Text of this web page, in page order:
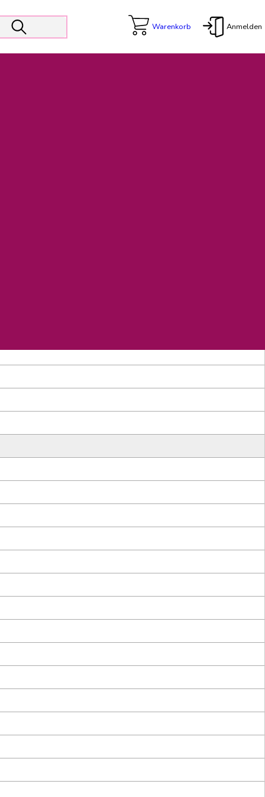
Warenkorb Anmelden
wird unterstützt von den Prokuristen Kerstin Walter und Kai
sich das operative Management auf die Weiterentwicklung
Betrieb in gewohntem Umfang fort.